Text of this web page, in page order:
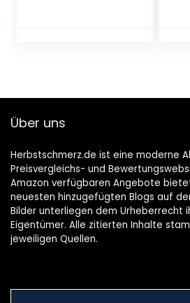
Über uns
Herbstschmerz.de ist eine moderne
Preisvergleichs- und
Amazon verfügbaren Angebote
neuesten hinzugefügten Blogs auf
Bilder unterliegen dem Urheberrecht
Eigentümer. Alle zitierten Inhalte
jeweiligen Quellen.